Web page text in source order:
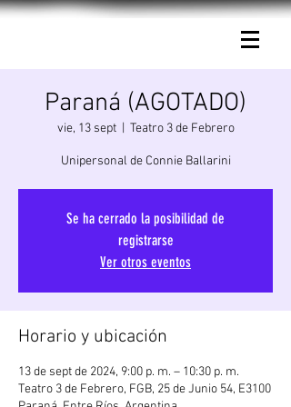
Paraná (AGOTADO)
vie, 13 sept
  |
Teatro 3 de Febrero
Unipersonal de Connie Ballarini
Se ha cerrado la posibilidad de
registrarse
Ver otros eventos
Horario y ubicación
13 de sept de 2024, 9:00 p. m. – 10:30 p. m.
Teatro 3 de Febrero, FGB, 25 de Junio 54, E3100